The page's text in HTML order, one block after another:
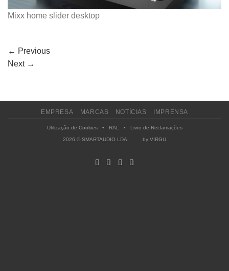
Mixx home slider desktop
← Previous
Next →
EMPRESA MARCAS NOTÍCIAS IMPRENSA
Utilização de Cookies• RAL • Livro de Reclamações
2026 © SMARTAUDIO LDA by VIRGU